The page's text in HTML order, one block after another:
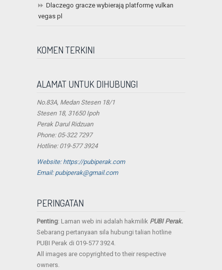
Dlaczego gracze wybierają platformę vulkan
vegas pl
KOMEN TERKINI
ALAMAT UNTUK DIHUBUNGI
No.83A, Medan Stesen 18/1
Stesen 18, 31650 Ipoh
Perak Darul Ridzuan
Phone: 05-322 7297
Hotline: 019-577 3924
Website: https://pubiperak.com
Email: pubiperak@gmail.com
PERINGATAN
Penting: Laman web ini adalah hakmilik PUBI Perak.
Sebarang pertanyaan sila hubungi talian hotline
PUBI Perak di 019-577 3924.
All images are copyrighted to their respective
owners.